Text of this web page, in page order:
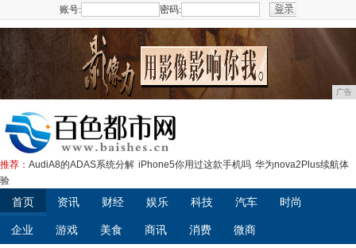
账号: 密码:
广告
推荐： AudiA8的ADAS系统分解 iPhone5你用过这款手机吗 华为nova2Plus续航体
验
首页 资讯 财经 娱乐 科技 汽车 时尚
企业 游戏 美食 商讯 消费 微商